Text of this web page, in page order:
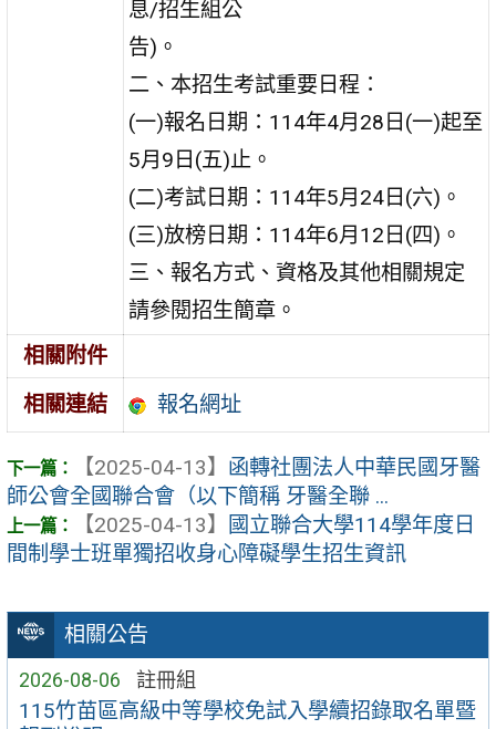
相關公告
2026-08-06 註冊組
115竹苗區高級中等學校免試入學續招錄取名單暨
息/招生組公
告)。
二、本招生考試重要日程：
(一)報名日期：114年4月28日(一)起至
5月9日(五)止。
(二)考試日期：114年5月24日(六)。
(三)放榜日期：114年6月12日(四)。
三、報名方式、資格及其他相關規定
請參閱招生簡章。
相關附件
相關連結
報名網址
【2025-04-13】 函轉社團法人中華民國牙醫
師公會全國聯合會（以下簡稱 牙醫全聯 ...
【2025-04-13】
國立聯合大學114學年度日
間制學士班單獨招收身心障礙學生招生資訊